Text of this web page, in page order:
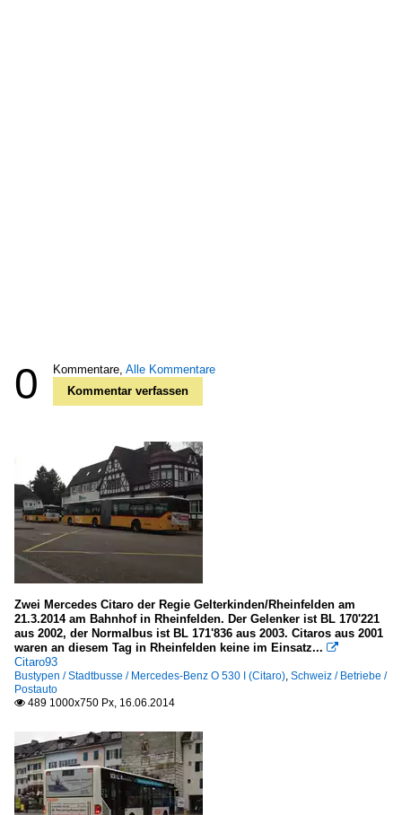
0 Kommentare, Alle Kommentare
Kommentar verfassen
Zwei Mercedes Citaro der Regie Gelterkinden/Rheinfelden am
21.3.2014 am Bahnhof in Rheinfelden. Der Gelenker ist BL 170'221
aus 2002, der Normalbus ist BL 171'836 aus 2003. Citaros aus 2001
waren an diesem Tag in Rheinfelden keine im Einsatz... 
Citaro93
Bustypen / Stadtbusse / Mercedes-Benz O 530 I (Citaro), Schweiz / Betriebe /
Postauto
 489 1000x750 Px, 16.06.2014